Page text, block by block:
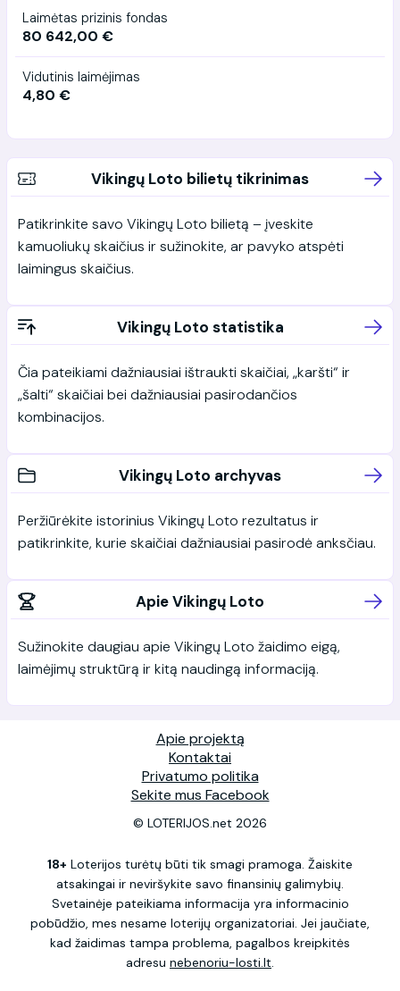
Laimėtas prizinis fondas
80 642,00 €
Vidutinis laimėjimas
4,80 €
Vikingų Loto bilietų tikrinimas
Patikrinkite savo Vikingų Loto bilietą – įveskite
kamuoliukų skaičius ir sužinokite, ar pavyko atspėti
laimingus skaičius.
Vikingų Loto statistika
Čia pateikiami dažniausiai ištraukti skaičiai, „karšti“ ir
„šalti“ skaičiai bei dažniausiai pasirodančios
kombinacijos.
Vikingų Loto archyvas
Peržiūrėkite istorinius Vikingų Loto rezultatus ir
patikrinkite, kurie skaičiai dažniausiai pasirodė anksčiau.
Apie Vikingų Loto
Sužinokite daugiau apie Vikingų Loto žaidimo eigą,
laimėjimų struktūrą ir kitą naudingą informaciją.
Apie projektą
Kontaktai
Privatumo politika
Sekite mus Facebook
© LOTERIJOS.net 2026
18+ Loterijos turėtų būti tik smagi pramoga. Žaiskite
atsakingai ir neviršykite savo finansinių galimybių.
Svetainėje pateikiama informacija yra informacinio
pobūdžio, mes nesame loterijų organizatoriai. Jei jaučiate,
kad žaidimas tampa problema, pagalbos kreipkitės
adresu nebenoriu-losti.lt